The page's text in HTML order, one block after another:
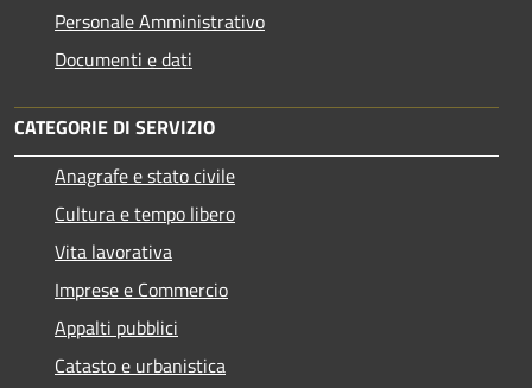
Personale Amministrativo
Documenti e dati
CATEGORIE DI SERVIZIO
Anagrafe e stato civile
Cultura e tempo libero
Vita lavorativa
Imprese e Commercio
Appalti pubblici
Catasto e urbanistica